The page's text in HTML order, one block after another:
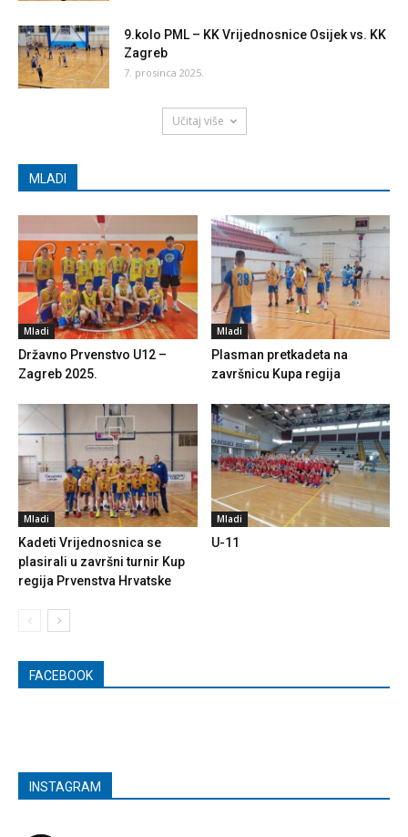
9.kolo PML – KK Vrijednosnice Osijek vs. KK
Zagreb
7. prosinca 2025.
Učitaj više
MLADI
Mladi
Državno Prvenstvo U12 –
Zagreb 2025.
Mladi
Plasman pretkadeta na
završnicu Kupa regija
Mladi
Kadeti Vrijednosnica se
plasirali u završni turnir Kup
regija Prvenstva Hrvatske
Mladi
U-11
FACEBOOK
INSTAGRAM